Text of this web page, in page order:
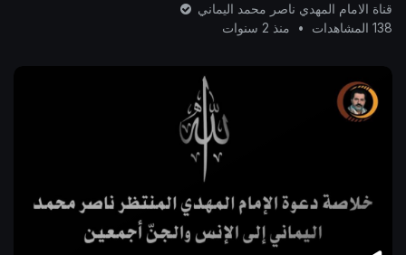
قناة الامام المهدي ناصر محمد اليماني
138 المشاهدات
• منذ 2 سنوات